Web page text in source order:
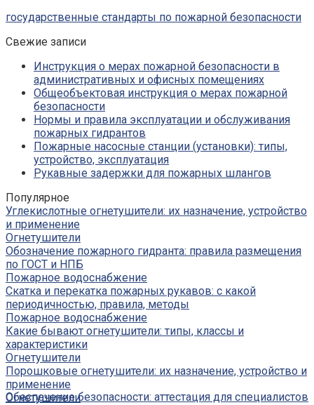
государственные стандарты по пожарной безопасности
Свежие записи
Инструкция о мерах пожарной безопасности в
административных и офисных помещениях
Общеобъектовая инструкция о мерах пожарной
безопасности
Нормы и правила эксплуатации и обслуживания
пожарных гидрантов
Пожарные насосные станции (установки): типы,
устройство, эксплуатация
Рукавные задержки для пожарных шлангов
Популярное
Углекислотные огнетушители: их назначение, устройство
и применение
Огнетушители
Обозначение пожарного гидранта: правила размещения
по ГОСТ и НПБ
Пожарное водоснабжение
Скатка и перекатка пожарных рукавов: с какой
периодичностью, правила, методы
Пожарное водоснабжение
Какие бывают огнетушители: типы, классы и
характеристики
Огнетушители
Порошковые огнетушители: их назначение, устройство и
применение
Огнетушители
Обеспечение безопасности: аттестация для специалистов